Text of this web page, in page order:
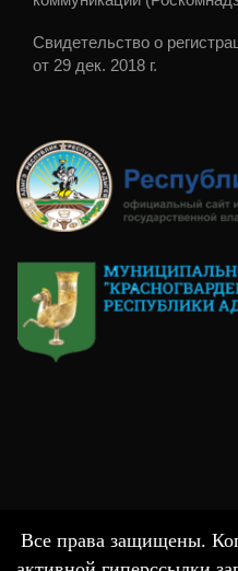
Свидетельство о
от 29 дек. 2018 г.
Все права защищены.